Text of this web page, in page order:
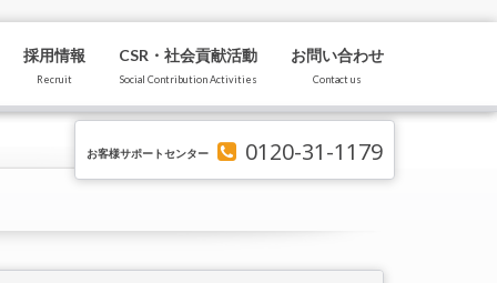
採用情報
Recruit
CSR・社会貢献活動
Social Contribution Activities
お問い合わせ
Contact us
お客様サポートセンター 0120-31-1179